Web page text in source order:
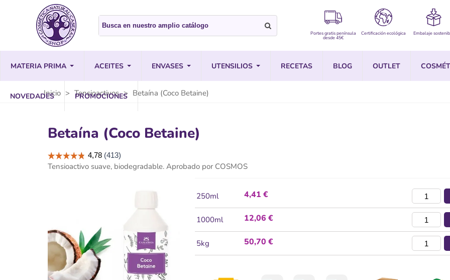
Portes gratis península
desde 45€
Certificación ecológica Embalaje
MATERIA PRIMA ACEITES ENVASES UTENSILIOS RECETAS BLOG OUTLET
NOVEDADES PROMOCIONES
Inicio > Tensioactivos > Betaína (Coco Betaine)
Betaína (Coco Betaine)
Tensioactivo suave, biodegradable. Aprobado por COSMOS
250ml 4,41 €
1000ml 12,06 €
5kg 50,70 €